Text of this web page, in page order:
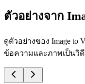
ตัวอย่างจาก
ดูตัวอย่างของ Image to
ข้อความและภาพเป็นวิดี